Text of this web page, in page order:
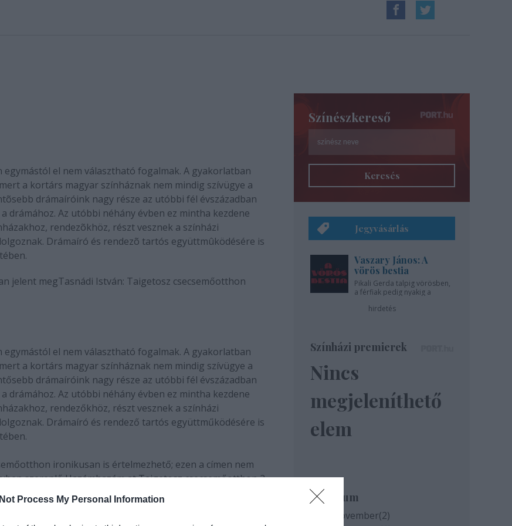
Process My Personal Information
el nem választható fogalmak. A gyakorlatban
a kortárs magyar színháznak nem mindig szívügye a
drámaíróink nagy része az utóbbi fél évszázadban
drámához. Az utóbbi néhány évben ez mintha kezdene
rendezõkhöz, részt vesznek a színházi
Drámaíró és rendezõ tartós együttmûködésére is
jelent megTasnádi István: Taigetosz csecsemőotthon
el nem választható fogalmak. A gyakorlatban
a kortárs magyar színháznak nem mindig szívügye a
drámaíróink nagy része az utóbbi fél évszázadban
drámához. Az utóbbi néhány évben ez mintha kezdene
rendezőkhöz, részt vesznek a színházi
Drámaíró és rendező tartós együttműködésére is
ironikusan is értelmezhető; ezen a címen nem
szereplő Hazámhazám at Taigetosz csecsemőotthon 2.
tehát, hogy a pályáját görög drámai formák soha be nem
A kötet mindenesetre azokat a darabokat
ben a Kamrában játszott Közellenség et, az egy évvel
Színészkereső
Keresés
Jegyvásárlás
Vaszary János: A
vörös bestia
Pikali Gerda talpig vörösben,
a férfiak pedig nyakig a
hirdetés
Színházi premierek
Nincs
megjeleníthető
elem
Archívum
2020 november(2)